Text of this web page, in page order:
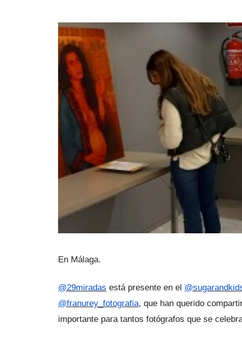
En Málaga.
@29miradas está presente en el
@franurey_fotografia, que han querido
importante para tantos fotógrafos que se